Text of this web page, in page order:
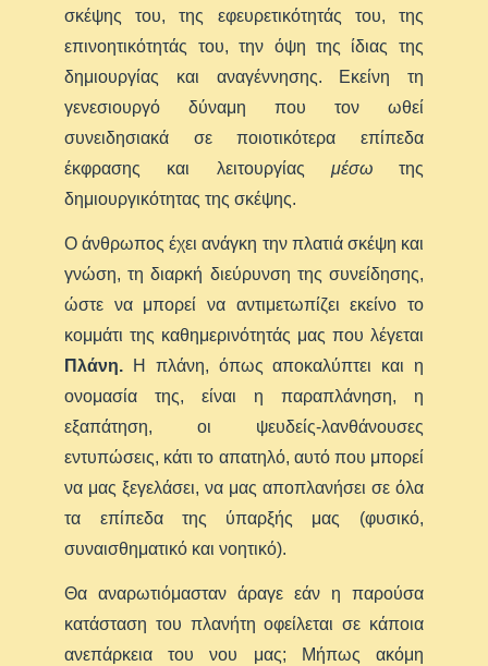
σκέψης του, της εφευρετικότητάς του, της
επινοητικότητάς του, την όψη της ίδιας της
δημιουργίας και αναγέννησης. Εκείνη τη
γενεσιουργό δύναμη που τον ωθεί
συνειδησιακά σε ποιοτικότερα επίπεδα
έκφρασης και λειτουργίας μέσωτης
δημιουργικότητας της σκέψης.
Ο άνθρωπος έχει ανάγκη την πλατιά σκέψη και
γνώση, τη διαρκή διεύρυνση της συνείδησης,
ώστε να μπορεί να αντιμετωπίζει εκείνο το
κομμάτι της καθημερινότητάς μας που λέγεται
Πλάνη. Η πλάνη, όπως αποκαλύπτει και η
ονομασία της, είναι η παραπλάνηση, η
εξαπάτηση, οι ψευδείς-λανθάνουσες
εντυπώσεις, κάτι το απατηλό, αυτό που μπορεί
να μας ξεγελάσει, να μας αποπλανήσει σε όλα
τα επίπεδα της ύπαρξής μας (φυσικό,
συναισθηματικό και νοητικό).
Θα αναρωτιόμασταν άραγε εάν η παρούσα
κατάσταση του πλανήτη οφείλεται σε κάποια
ανεπάρκεια του νου μας; Μήπως ακόμη